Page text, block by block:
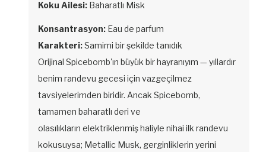
Koku Ailesi: Baharatlı Misk
Konsantrasyon: Eau de parfum
Karakteri:Samimi bir şekilde tanıdık
Orijinal Spicebomb'ın büyük bir hayranıyım — yıllardır
benim randevu gecesi için vazgeçilmez
tavsiyelerimden biridir. Ancak Spicebomb,
tamamen baharatlı deri ve
olasılıkların elektriklenmiş haliyle nihai ilk randevu
kokusuysa; Metallic Musk, gerginliklerin yerini